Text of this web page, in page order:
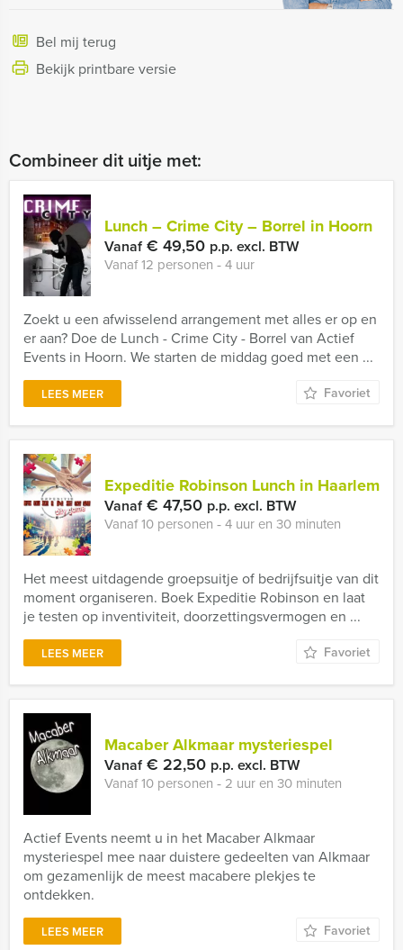
Bel mij terug
Bekijk printbare versie
Combineer dit uitje met:
Lunch – Crime City – Borrel in Hoorn
Vanaf€ 49,50 p.p. excl. BTW
Vanaf 12 personen ‐ 4 uur
Zoekt u een afwisselend arrangement met alles er op en
er aan? Doe de Lunch - Crime City - Borrel van Actief
Events in Hoorn. We starten de middag goed met een ...
LEES MEER Favoriet
Expeditie Robinson Lunch in Haarlem
Vanaf€ 47,50 p.p. excl. BTW
Vanaf 10 personen ‐ 4 uur en 30 minuten
Het meest uitdagende groepsuitje of bedrijfsuitje van dit
moment organiseren. Boek Expeditie Robinson en laat
je testen op inventiviteit, doorzettingsvermogen en ...
LEES MEER Favoriet
Macaber Alkmaar mysteriespel
Vanaf€ 22,50 p.p. excl. BTW
Vanaf 10 personen ‐ 2 uur en 30 minuten
Actief Events neemt u in het Macaber Alkmaar
mysteriespel mee naar duistere gedeelten van Alkmaar
om gezamenlijk de meest macabere plekjes te
ontdekken.
LEES MEER Favoriet